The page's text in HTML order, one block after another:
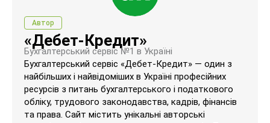
Автор
«Дебет-Кредит»
Бухгалтерський сервіс №1 в Україні
Бухгалтерський сервіс «Дебет-Кредит» — один з
найбільших і найвідоміших в Україні професійних
ресурсів з питань бухгалтерського і податкового
обліку, трудового законодавства, кадрів, фінансів
та права. Сайт містить унікальні авторські